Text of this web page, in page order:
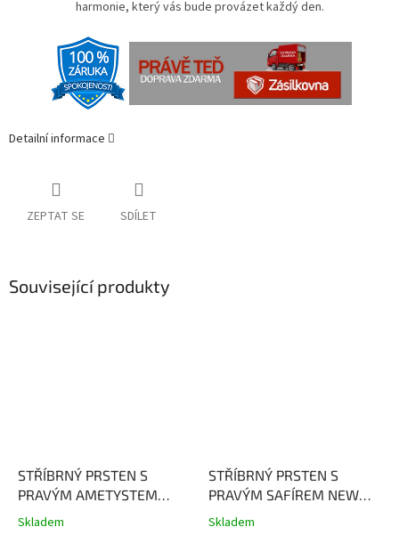
harmonie, který vás bude provázet každý den.
Detailní informace
ZEPTAT SE SDÍLET
Související produkty
STŘÍBRNÝ PRSTEN S
PRAVÝM AMETYSTEM
PAŘÍŽ
Průměrné
Skladem
STŘÍBRNÝ PRSTEN S
PRAVÝM SAFÍREM NEW
YORK
Průměrné
Skladem